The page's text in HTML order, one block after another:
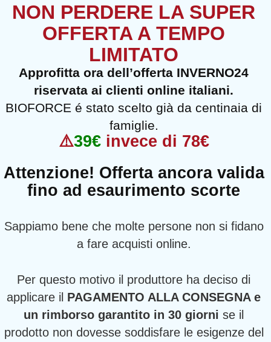
NON PERDERE LA SUPER
OFFERTA A TEMPO
LIMITATO
Approfitta ora dell’offerta INVERNO24
riservata ai clienti online italiani.
BIOFORCE é stato scelto già da centinaia di
famiglie.
⚠️39€invece di 78€
Attenzione! Offerta ancora valida
fino ad esaurimento scorte
Sappiamo bene che molte persone non si fidano
a fare acquisti online.
Per questo motivo il produttore ha deciso di
applicare il PAGAMENTO ALLA CONSEGNA e
un rimborso garantito in 30 giorni se il
prodotto non dovesse soddisfare le esigenze del